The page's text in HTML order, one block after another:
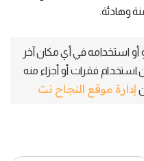
وهادئة.
استخدامه في أي مكان آخر
استخدام فقرات أو أجزاء منه
إدارة موقع النجاح نت